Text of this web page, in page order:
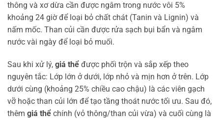
thông và xơ dừa cần được ngâm trong nước vôi 5%
khoảng 24 giờ để loại bỏ chất chát (Tanin và Lignin) và
nấm mốc. Than củi cần được rửa sạch bụi bẩn và ngâm
nước vài ngày để loại bỏ muối.
Sau khi xử lý, giá thể được phối trộn và sắp xếp theo
nguyên tắc: Lớp lớn ở dưới, lớp nhỏ và mịn hơn ở trên. Lớp
dưới cùng (khoảng 25% chiều cao chậu) là các viên gạch
vỡ hoặc than củi lớn để tạo tầng thoát nước tối ưu. Sau đó,
thêm giá thể chính (vỏ thông/than củi vừa) và cuối cùng là